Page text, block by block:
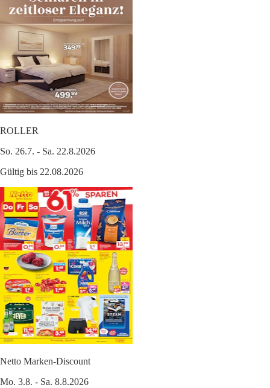
ROLLER
So. 26.7. - Sa. 22.8.2026
Gültig bis 22.08.2026
Netto Marken-Discount
Mo. 3.8. - Sa. 8.8.2026